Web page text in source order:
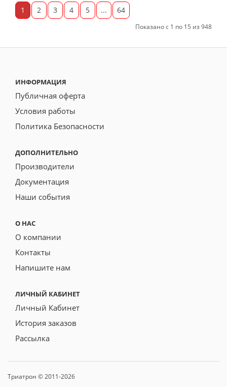
1 2 3 4 5 ... 64
Показано с 1 по 15 из 948
ИНФОРМАЦИЯ
Публичная оферта
Условия работы
Политика Безопасности
ДОПОЛНИТЕЛЬНО
Производители
Документация
Наши события
О НАС
О компании
Контакты
Напишите нам
ЛИЧНЫЙ КАБИНЕТ
Личный Кабинет
История заказов
Рассылка
Триатрон © 2011-2026